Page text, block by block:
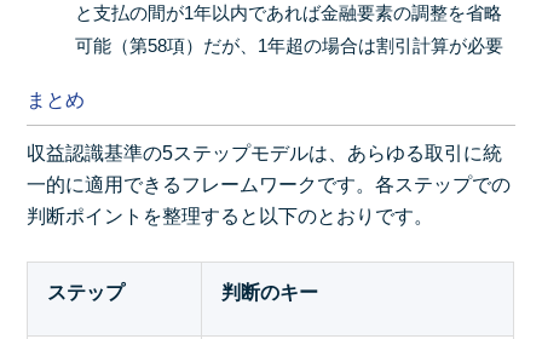
と支払の間が1年以内であれば金融要素の調整を省略
可能（第58項）だが、1年超の場合は割引計算が必要
まとめ
収益認識基準の5ステップモデルは、あらゆる取引に統
一的に適用できるフレームワークです。各ステップでの
判断ポイントを整理すると以下のとおりです。
ステップ 判断のキー